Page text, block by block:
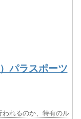
パラスポーツ
われるのか、特有のル